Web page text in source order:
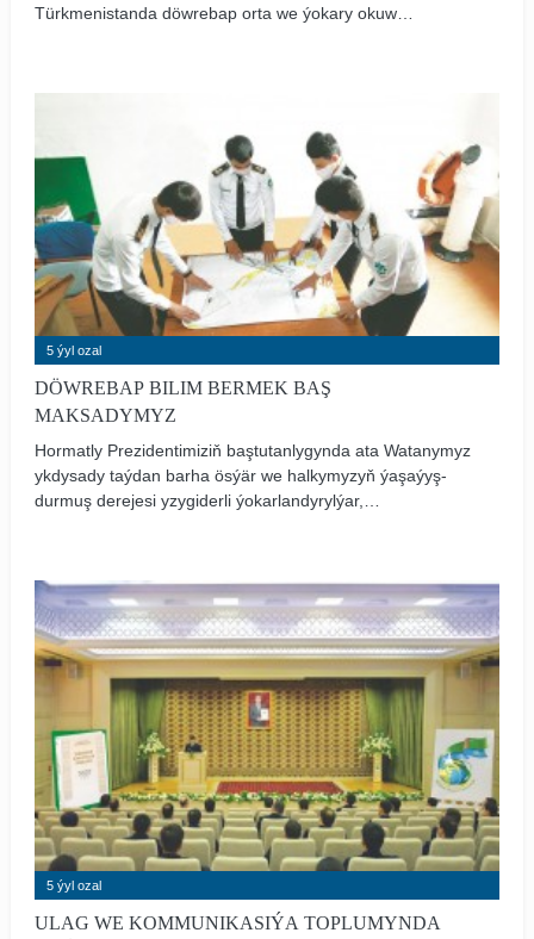
Türkmenistanda döwrebap orta we ýokary okuw
edaralaryny zerur okuw kitaplary, gollanmalar bilen üpjün
gelýän öň­debaryjy okuw-tehniki enjamlary ornaşdyrmak
boýunça ägirt uly işler durmuşa geçirilýär.
5 ýyl ozal
DÖWREBAP BILIM BERMEK BAŞ
MAKSADYMYZ
Hormatly Prezidentimiziň baştutanlygynda ata Watanymyz
ykdysady taýdan barha ösýär we halkymyzyň ýaşaýyş-
durmuş derejesi yzygiderli ýokarlandyrylýar,
5 ýyl ozal
ULAG WE KOMMUNIKASIÝA TOPLUMYNDA